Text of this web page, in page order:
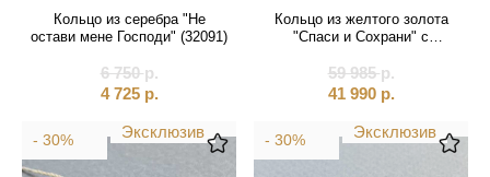
Кольцо из серебра "Не
остави мене Господи" (32091)
6 750р.
4 725 р.
Кольцо из желтого золота
"Спаси и Сохрани" с
59 985р.
41 990 р.
Эксклюзив
- 30% Эксклюзив
- 30%